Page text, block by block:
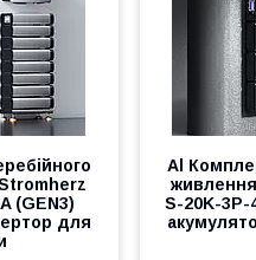
(GEN3)
для
Al
S-20K-3Р-